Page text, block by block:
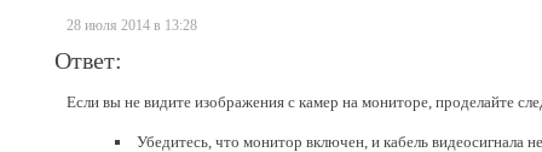
28 июля 2014 в 13:28
Ответ:
Если вы не видите изображения с камер на мониторе, проделайте
Убедитесь, что монитор включен, и кабель видеосигнала